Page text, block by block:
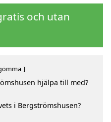
och utan
hjälpa till med?
i Bergströmshusen?